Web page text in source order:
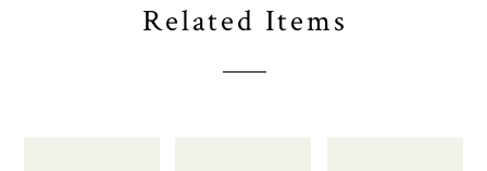
Related Items